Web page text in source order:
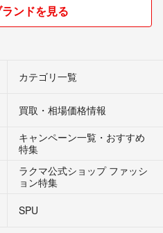
ンドを見る
カテゴリ一覧
買取・相場価格情報
キャンペーン一覧・おすすめ
特集
ラクマ公式ショップ ファッシ
ョン特集
SPU